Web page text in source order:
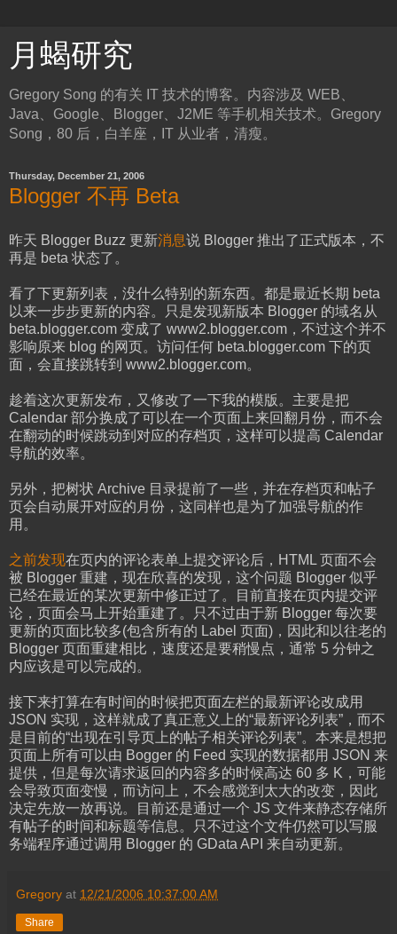
月蝎研究
Gregory Song 的有关 IT 技术的博客。内容涉及 WEB、
Java、Google、Blogger、J2ME 等手机相关技术。Gregory
Song，80 后，白羊座，IT 从业者，清瘦。
Thursday, December 21, 2006
Blogger 不再 Beta
昨天 Blogger Buzz 更新消息说 Blogger 推出了正式版本，不
再是 beta 状态了。
看了下更新列表，没什么特别的新东西。都是最近长期 beta
以来一步步更新的内容。只是发现新版本 Blogger 的域名从
beta.blogger.com 变成了 www2.blogger.com，不过这个并不
影响原来 blog 的网页。访问任何 beta.blogger.com 下的页
面，会直接跳转到 www2.blogger.com。
趁着这次更新发布，又修改了一下我的模版。主要是把
Calendar 部分换成了可以在一个页面上来回翻月份，而不会
在翻动的时候跳动到对应的存档页，这样可以提高 Calendar
导航的效率。
另外，把树状 Archive 目录提前了一些，并在存档页和帖子
页会自动展开对应的月份，这同样也是为了加强导航的作
用。
之前发现在页内的评论表单上提交评论后，HTML 页面不会
被 Blogger 重建，现在欣喜的发现，这个问题 Blogger 似乎
已经在最近的某次更新中修正过了。目前直接在页内提交评
论，页面会马上开始重建了。只不过由于新 Blogger 每次要
更新的页面比较多(包含所有的 Label 页面)，因此和以往老的
Blogger 页面重建相比，速度还是要稍慢点，通常 5 分钟之
内应该是可以完成的。
接下来打算在有时间的时候把页面左栏的最新评论改成用
JSON 实现，这样就成了真正意义上的“最新评论列表”，而不
是目前的“出现在引导页上的帖子相关评论列表”。本来是想把
页面上所有可以由 Bogger 的 Feed 实现的数据都用 JSON 来
提供，但是每次请求返回的内容多的时候高达 60 多 K，可能
会导致页面变慢，而访问上，不会感觉到太大的改变，因此
决定先放一放再说。目前还是通过一个 JS 文件来静态存储所
有帖子的时间和标题等信息。只不过这个文件仍然可以写服
务端程序通过调用 Blogger 的 GData API 来自动更新。
Gregory at 12/21/2006 10:37:00 AM
Share